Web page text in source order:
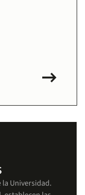
arrow_right_alt
la Universidad.